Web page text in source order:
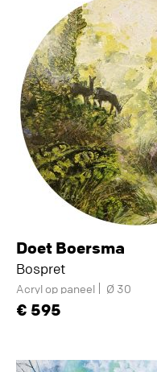
Doet Boersma
Bospret
Acryl op paneel Ø 30
595